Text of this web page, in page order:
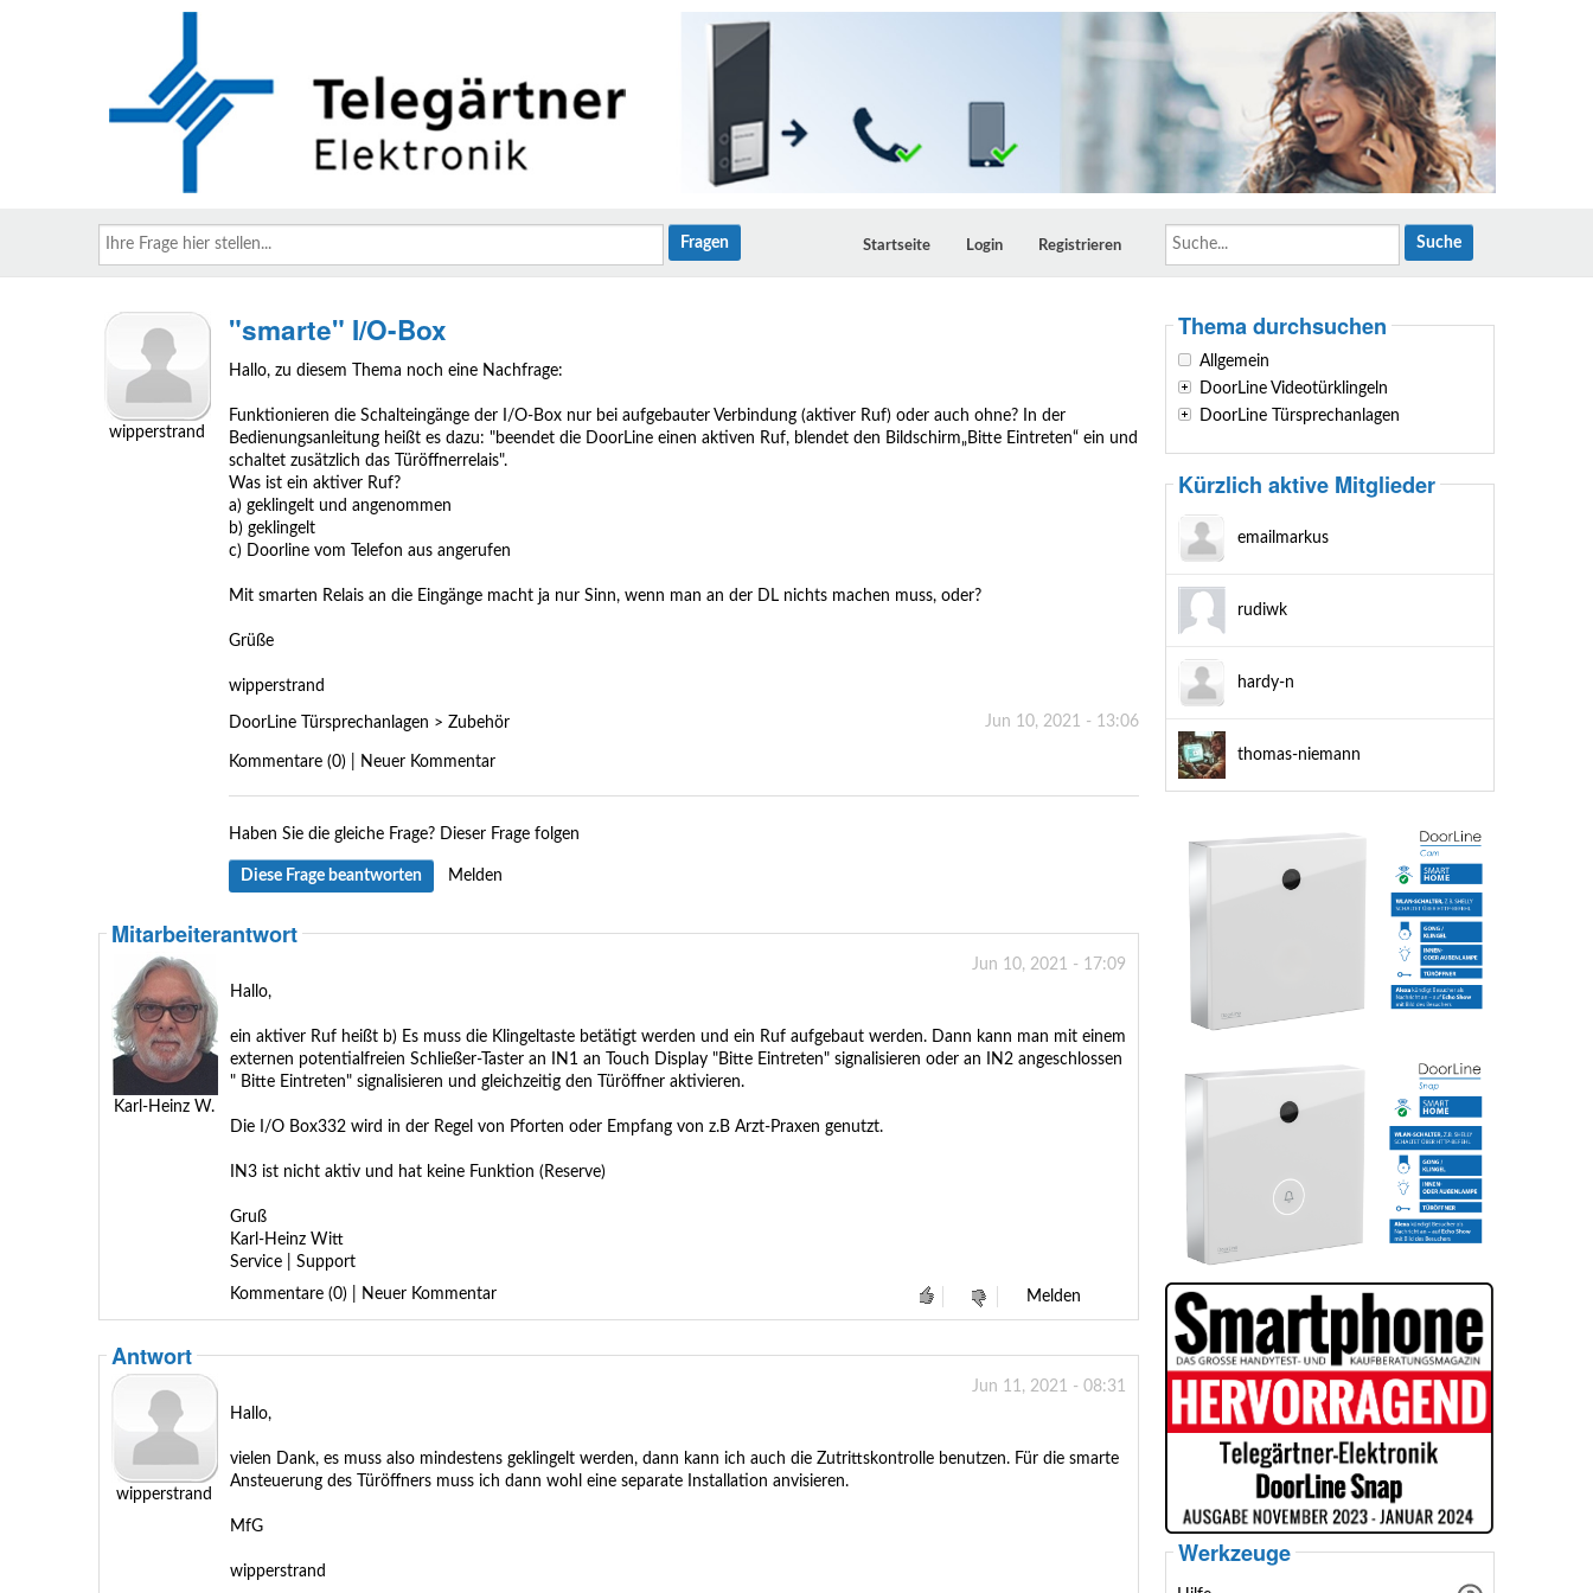
Frage
hier
stellen...
Startseite Login Registrieren
wipperstrand
"smarte" I/O-Box
Hallo, zu diesem Thema noch eine Nachfrage:
Funktionieren die Schalteingänge der I/O-Box nur bei aufgebauter Verbindung (aktiver Ruf) oder auch ohne? In der
Bedienungsanleitung heißt es dazu: "beendet die DoorLine einen aktiven Ruf, blendet den Bildschirm„Bitte Eintreten“ ein und
schaltet zusätzlich das Türöffnerrelais".
Was ist ein aktiver Ruf?
a) geklingelt und angenommen
b) geklingelt
c) Doorline vom Telefon aus angerufen
Mit smarten Relais an die Eingänge macht ja nur Sinn, wenn man an der DL nichts machen muss, oder?
Grüße
wipperstrand
Jun 10, 2021 - 13:06
DoorLine Türsprechanlagen > Zubehör
Kommentare (0) | Neuer Kommentar
Haben Sie die gleiche Frage? Dieser Frage folgen
Diese Frage beantworten Melden
Mitarbeiterantwort
Karl-Heinz W.
Jun 10, 2021 - 17:09
Hallo,
ein aktiver Ruf heißt b) Es muss die Klingeltaste betätigt werden und ein Ruf aufgebaut werden. Dann kann man mit einem
externen potentialfreien Schließer-Taster an IN1 an Touch Display "Bitte Eintreten" signalisieren oder an IN2 angeschlossen
" Bitte Eintreten" signalisieren und gleichzeitig den Türöffner aktivieren.
Die I/O Box332 wird in der Regel von Pforten oder Empfang von z.B Arzt-Praxen genutzt.
IN3 ist nicht aktiv und hat keine Funktion (Reserve)
Gruß
Karl-Heinz Witt
Service | Support
Melden
Kommentare (0) | Neuer Kommentar
Antwort
wipperstrand
Jun 11, 2021 - 08:31
Hallo,
vielen Dank, es muss also mindestens geklingelt werden, dann kann ich auch die Zutrittskontrolle benutzen. Für die smarte
Ansteuerung des Türöffners muss ich dann wohl eine separate Installation anvisieren.
MfG
wipperstrand
Thema durchsuchen
Allgemein
DoorLine Videotürklingeln
DoorLine Türsprechanlagen
Kürzlich aktive Mitglieder
emailmarkus
rudiwk
hardy-n
thomas-niemann
Werkzeuge